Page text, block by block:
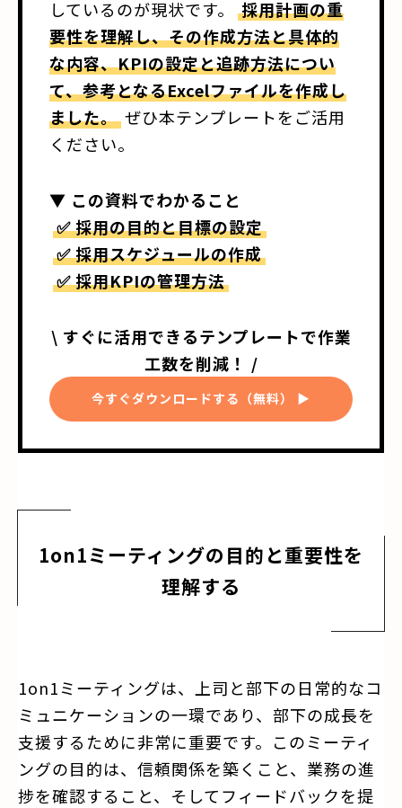
しているのが現状です。
採用計画の重
要性を理解し、その作成方法と具体的
な内容、KPIの設定と追跡方法につい
て、参考となるExcelファイルを作成し
ました。 ぜひ本テンプレートをご活用
ください。
▼ この資料でわかること
✅ 採用の目的と目標の設定
✅ 採用スケジュールの作成
✅ 採用KPIの管理方法
\ すぐに活用できるテンプレートで作業
工数を削減！ /
今すぐダウンロードする（無料） ▶
1on1ミーティングの目的と重要性を
理解する
1on1ミーティングは、上司と部下の日常的なコ
ミュニケーションの一環であり、部下の成長を
支援するために非常に重要です。このミーティ
ングの目的は、信頼関係を築くこと、業務の進
捗を確認すること、そしてフィードバックを提